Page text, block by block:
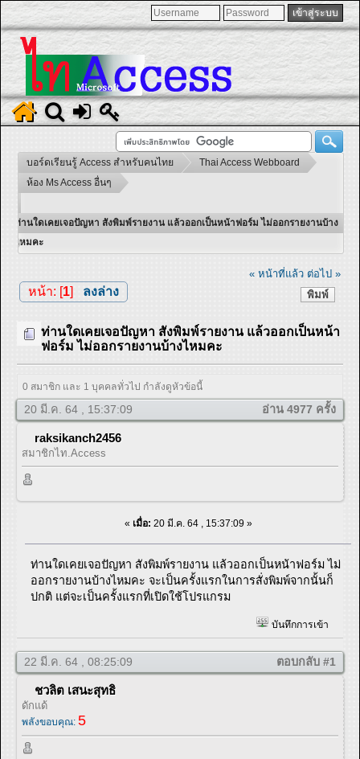
บอร์ดเรียนรู้ Access สำหรับคนไทย
Thai Access Webboard
ห้อง Ms Access อื่นๆ
ท่านใดเคยเจอปัญหา สังพิมพ์รายงาน แล้วออกเป็นหน้าฟอร์ม ไม่ออกรายงานบ้าง
ไหมคะ
« หน้าที่แล้ว ต่อไป »
พิมพ์
หน้า: [1] ลงล่าง
ท่านใดเคยเจอปัญหา สังพิมพ์รายงาน แล้วออกเป็นหน้า
ฟอร์ม ไม่ออกรายงานบ้างไหมคะ
0 สมาชิก และ 1 บุคคลทั่วไป กำลังดูหัวข้อนี้
20 มี.ค. 64 , 15:37:09 อ่าน 4977 ครั้ง
raksikanch2456
สมาชิกไท.Access
« เมื่อ: 20 มี.ค. 64 , 15:37:09 »
ท่านใดเคยเจอปัญหา สังพิมพ์รายงาน แล้วออกเป็นหน้าฟอร์ม ไม่
ออกรายงานบ้างไหมคะ จะเป็นครั้งแรกในการสั่งพิมพ์จากนั้นก็
ปกติ แต่จะเป็นครั้งแรกที่เปิดใช้โปรแกรม
บันทึกการเข้า
22 มี.ค. 64 , 08:25:09 ตอบกลับ #1
ชวลิต เสนะสุทธิ
ดักแด้
พลังขอบคุณ: 5